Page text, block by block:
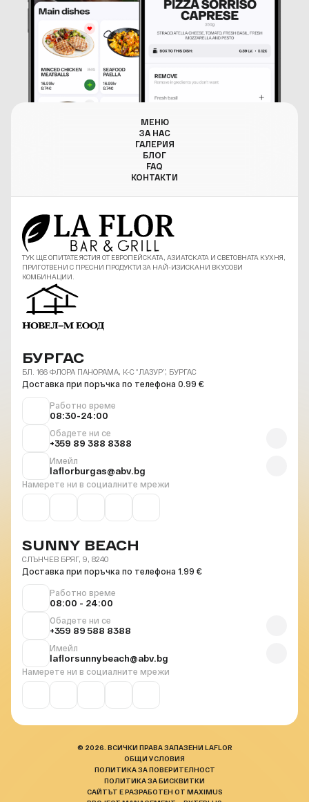
МЕНЮ
ЗА НАС
ГАЛЕРИЯ
БЛОГ
FAQ
КОНТАКТИ
ТУК ЩЕ ОПИТАТЕ ЯСТИЯ ОТ ЕВРОПЕЙСКАТА, АЗИАТСКАТА И СВЕТОВНАТА КУХНЯ,
ПРИГОТВЕНИ С ПРЕСНИ ПРОДУКТИ ЗА НАЙ-ИЗИСКАНИ ВКУСОВИ
КОМБИНАЦИИ.
БУРГАС
БЛ. 166 ФЛОРА ПАНОРАМА, К-С “ЛАЗУР”, БУРГАС
Доставка при поръчка по телефона 0.99 €
Работно време
08:30-24:00
Обадете ни се
+359 89 388 8388
Имейл
laflorburgas@abv.bg
Намерете ни в социалните мрежи
SUNNY BEACH
СЛЪНЧЕВ БРЯГ, 9, 8240
Доставка при поръчка по телефона 1.99 €
Работно време
08:00 - 24:00
Обадете ни се
+359 89 588 8388
Имейл
laflorsunnybeach@abv.bg
Намерете ни в социалните мрежи
© 2026. ВСИЧКИ ПРАВА ЗАПАЗЕНИ LAFLOR
ОБЩИ УСЛОВИЯ
ПОЛИТИКА ЗА ПОВЕРИТЕЛНОСТ
ПОЛИТИКА ЗА БИСКВИТКИ
САЙТЪТ Е РАЗРАБОТЕН ОТ MAXIMUS